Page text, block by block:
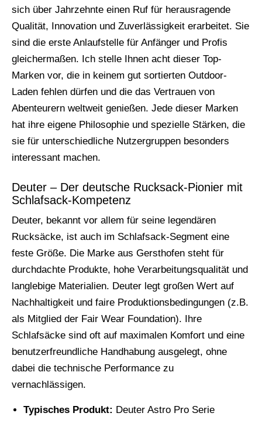
sich über Jahrzehnte einen Ruf für herausragende
Qualität, Innovation und Zuverlässigkeit erarbeitet. Sie
sind die erste Anlaufstelle für Anfänger und Profis
gleichermaßen. Ich stelle Ihnen acht dieser Top-
Marken vor, die in keinem gut sortierten Outdoor-
Laden fehlen dürfen und die das Vertrauen von
Abenteurern weltweit genießen. Jede dieser Marken
hat ihre eigene Philosophie und spezielle Stärken, die
sie für unterschiedliche Nutzergruppen besonders
interessant machen.
Deuter – Der deutsche Rucksack-Pionier mit
Schlafsack-Kompetenz
Deuter, bekannt vor allem für seine legendären
Rucksäcke, ist auch im Schlafsack-Segment eine
feste Größe. Die Marke aus Gersthofen steht für
durchdachte Produkte, hohe Verarbeitungsqualität und
langlebige Materialien. Deuter legt großen Wert auf
Nachhaltigkeit und faire Produktionsbedingungen (z.B.
als Mitglied der Fair Wear Foundation). Ihre
Schlafsäcke sind oft auf maximalen Komfort und eine
benutzerfreundliche Handhabung ausgelegt, ohne
dabei die technische Performance zu
vernachlässigen.
Typisches Produkt: Deuter Astro Pro Serie